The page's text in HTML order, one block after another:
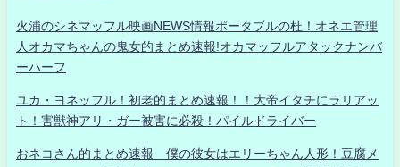
火浦のシネマッフル映画NEWS情報ポータブルの杜！オネエ管理
人オカマちゃんの鬼女的まとめ速報!オカマッフルアタックナンバ
ーハーフ
ユカ・ヨネッフル！初老的まとめ速報！！大帝イタチにラリアッ
ト！害獣神アリ・ガー被害に必殺！パイルドライバー
おネコさん的まとめ速報 僕の彼女はエリーちゃん人形！豆腐メ